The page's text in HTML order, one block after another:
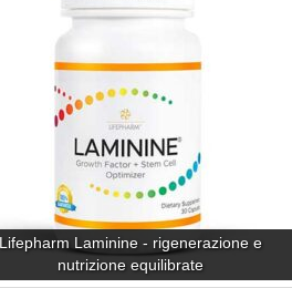
Lifepharm Laminine - rigenerazione e
nutrizione equilibrate